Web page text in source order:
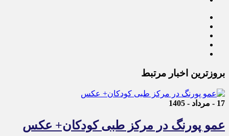
بروزترین اخبار مرتبط
17 - مرداد - 1405
عمو پورنگ در مرکز طبی کودکان+ عکس